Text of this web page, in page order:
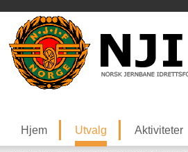
Hjem Utvalg Aktiviteter